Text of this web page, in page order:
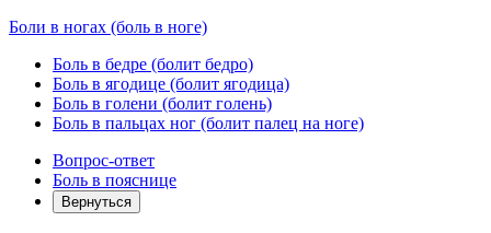
Боли в ногах (боль в ноге)
Боль в бедре (болит бедро)
Боль в ягодице (болит ягодица)
Боль в голени (болит голень)
Боль в пальцах ног (болит палец на ноге)
Вопрос-ответ
Боль в пояснице
Вернуться